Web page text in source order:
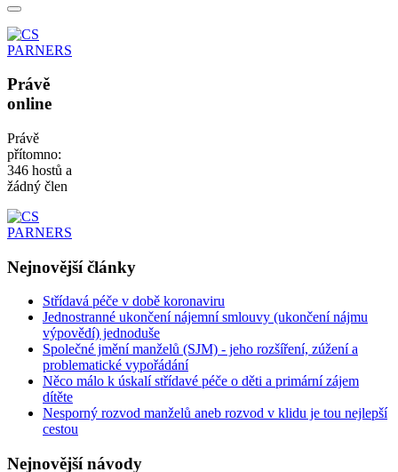
Právě
online
Právě
přítomno:
346 hostů a
žádný člen
Nejnovějšíčlánky
Střídavá péče v době koronaviru
Jednostranné ukončení nájemní smlouvy (ukončení nájmu
výpovědí) jednoduše
Společné jmění manželů (SJM) - jeho rozšíření, zúžení a
problematické vypořádání
Něco málo k úskalí střídavé péče o děti a primární zájem
dítěte
Nesporný rozvod manželů aneb rozvod v klidu je tou nejlepší
cestou
Nejnovějšínávody